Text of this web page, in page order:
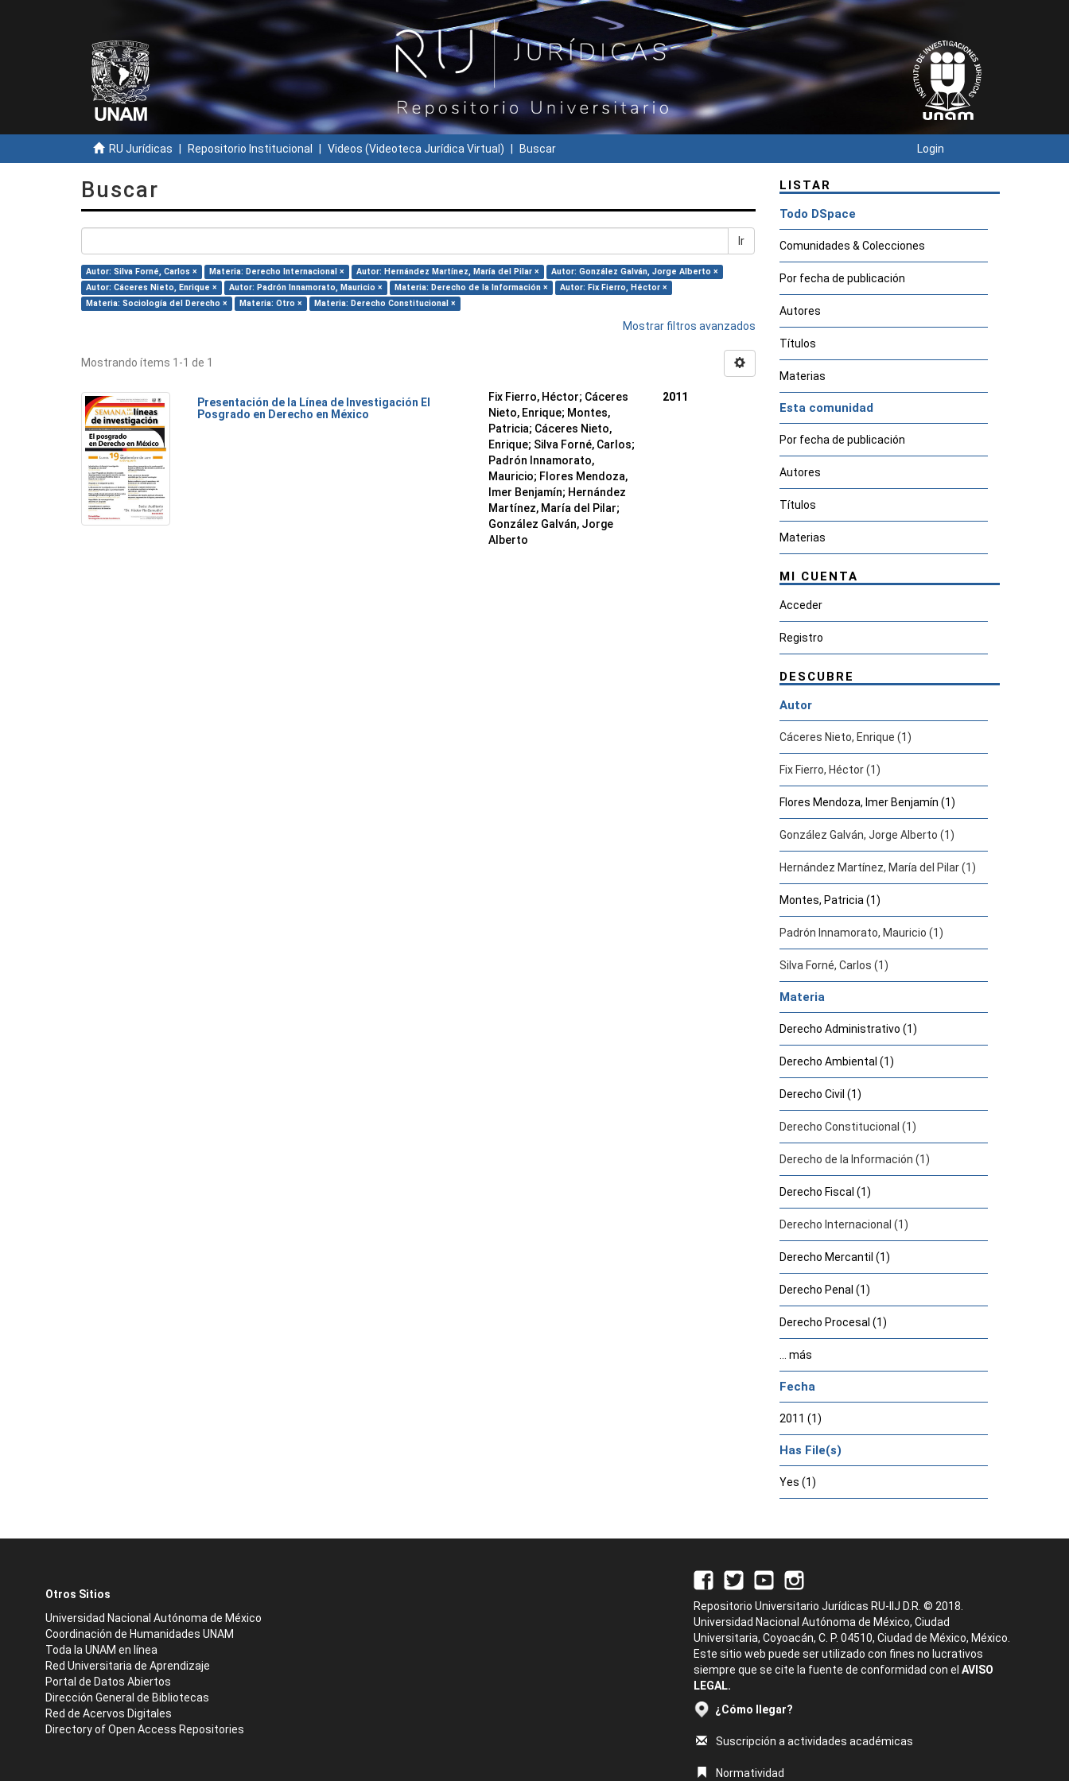
RU Jurídicas Repositorio Institucional Videos (Videoteca Jurídica Virtual) Buscar Login
Buscar
Ir
Autor: Silva Forné, Carlos × Materia: Derecho Internacional × Autor: Hernández Martínez, María del Pilar ×
Autor: González Galván, Jorge Alberto ×
Autor: Cáceres Nieto, Enrique ×
Autor: Padrón Innamorato, Mauricio × Materia: Derecho de la Información ×
Autor: Fix Fierro, Héctor ×
Materia: Sociología del Derecho ×
Materia: Otro × Materia: Derecho Constitucional ×
Mostrar filtros avanzados
Mostrando ítems 1-1 de 1
Presentación de la Línea de Investigación El
Posgrado en Derecho en México
Fix Fierro, Héctor; Cáceres
Nieto, Enrique; Montes,
Patricia; Cáceres Nieto,
Enrique; Silva Forné, Carlos;
Padrón Innamorato,
Mauricio; Flores Mendoza,
Imer Benjamín; Hernández
Martínez, María del Pilar;
González Galván, Jorge
Alberto
2011
LISTAR
Todo DSpace
Comunidades & Colecciones
Por fecha de publicación
Autores
Títulos
Materias
Esta comunidad
Por fecha de publicación
Autores
Títulos
Materias
MI CUENTA
Acceder
Registro
DESCUBRE
Autor
Cáceres Nieto, Enrique (1)
Fix Fierro, Héctor (1)
Flores Mendoza, Imer Benjamín (1)
González Galván, Jorge Alberto (1)
Hernández Martínez, María del Pilar (1)
Montes, Patricia (1)
Padrón Innamorato, Mauricio (1)
Silva Forné, Carlos (1)
Materia
Derecho Administrativo (1)
Derecho Ambiental (1)
Derecho Civil (1)
Derecho Constitucional (1)
Derecho de la Información (1)
Derecho Fiscal (1)
Derecho Internacional (1)
Derecho Mercantil (1)
Derecho Penal (1)
Derecho Procesal (1)
... más
Fecha
2011 (1)
Has File(s)
Yes (1)
Otros Sitios
Universidad Nacional Autónoma de México
Coordinación de Humanidades UNAM
Toda la UNAM en línea
Red Universitaria de Aprendizaje
Portal de Datos Abiertos
Dirección General de Bibliotecas
Red de Acervos Digitales
Directory of Open Access Repositories
Repositorio Universitario Jurídicas RU-IIJ D.R. © 2018.
Universidad Nacional Autónoma de México, Ciudad
Universitaria, Coyoacán, C. P. 04510, Ciudad de México, México.
Este sitio web puede ser utilizado con fines no lucrativos
siempre que se cite la fuente de conformidad con el AVISO
LEGAL.
¿Cómo llegar?
Suscripción a actividades académicas
Normatividad